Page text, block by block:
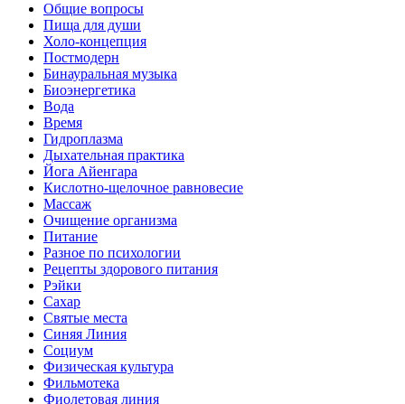
Общие вопросы
Пища для души
Холо-концепция
Постмодерн
Бинауральная музыка
Биоэнергетика
Вода
Время
Гидроплазма
Дыхательная практика
Йога Айенгара
Кислотно-щелочное равновесие
Массаж
Очищение организма
Питание
Разное по психологии
Рецепты здорового питания
Рэйки
Сахар
Святые места
Синяя Линия
Социум
Физическая культура
Фильмотека
Фиолетовая линия